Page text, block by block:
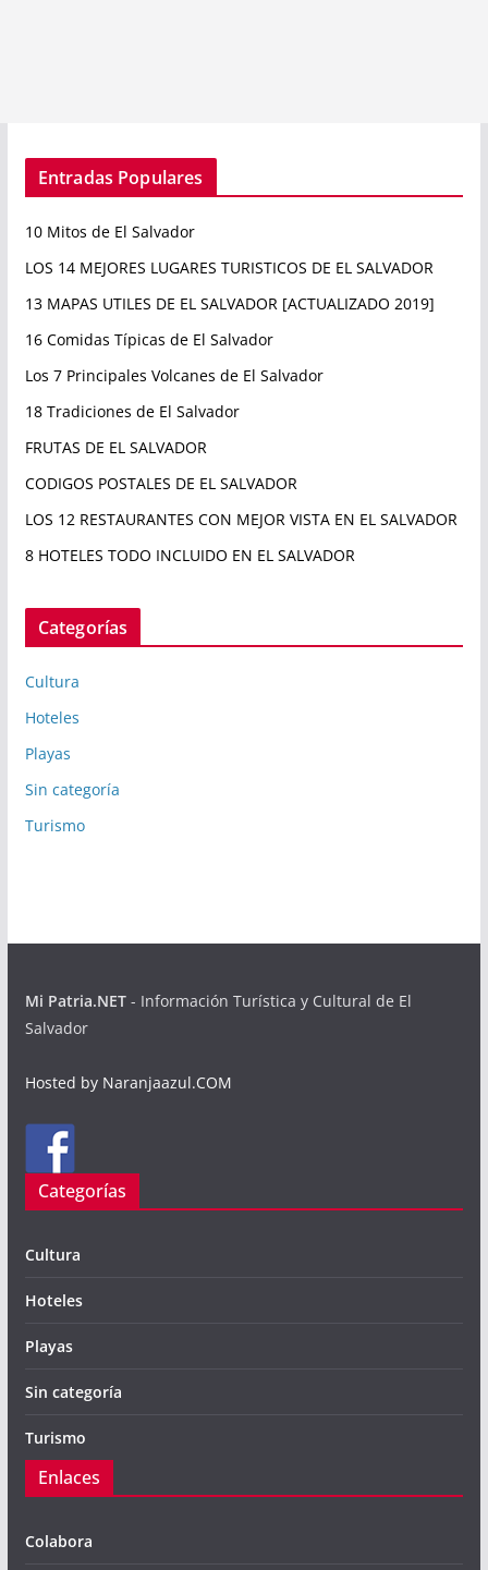
Entradas Populares
10 Mitos de El Salvador
LOS 14 MEJORES LUGARES TURISTICOS DE EL SALVADOR
13 MAPAS UTILES DE EL SALVADOR [ACTUALIZADO 2019]
16 Comidas Típicas de El Salvador
Los 7 Principales Volcanes de El Salvador
18 Tradiciones de El Salvador
FRUTAS DE EL SALVADOR
CODIGOS POSTALES DE EL SALVADOR
LOS 12 RESTAURANTES CON MEJOR VISTA EN EL SALVADOR
8 HOTELES TODO INCLUIDO EN EL SALVADOR
Categorías
Cultura
Hoteles
Playas
Sin categoría
Turismo
Mi Patria.NET- Información Turística y Cultural de El
Salvador
Hosted by Naranjaazul.COM
Categorías
Cultura
Hoteles
Playas
Sin categoría
Turismo
Enlaces
Colabora